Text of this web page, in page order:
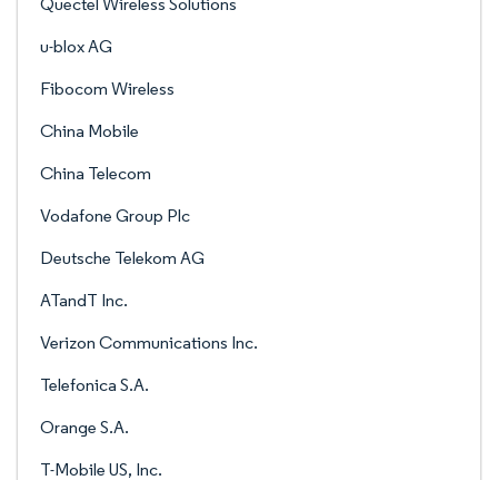
u-blox AG
Fibocom Wireless
China Mobile
China Telecom
Vodafone Group Plc
Deutsche Telekom AG
ATandT Inc.
Verizon Communications Inc.
Telefonica S.A.
Orange S.A.
T-Mobile US, Inc.